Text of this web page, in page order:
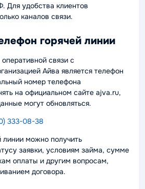
Для удобства клиентов
каналов связи.
горячей линии
связи с
Айва является телефон
номер телефона
на официальном сайте ajva.ru,
могут обновляться.
333-08-38
линии можно получить
заявки, условиям займа, сумме
оплаты и другим вопросам,
договора.